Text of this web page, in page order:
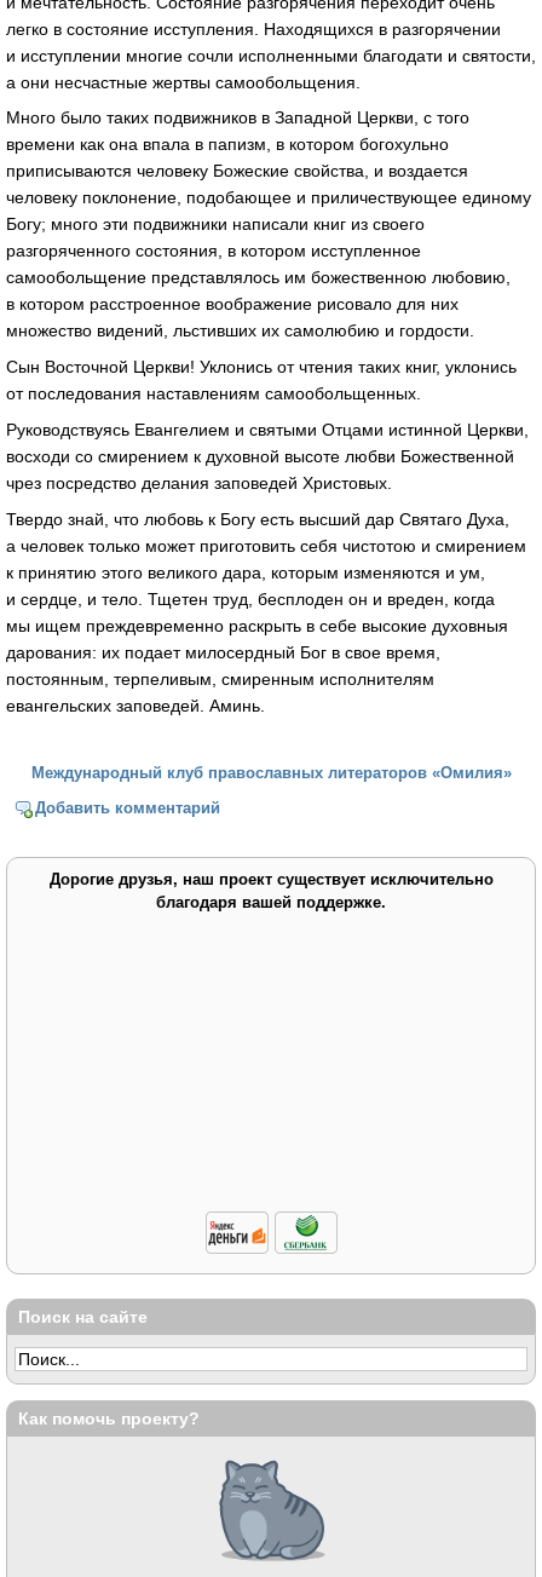
легко в состояние исступления. Находящихся в разгорячении
и исступлении многие сочли исполненными благодати и святости,
а они несчастные жертвы самообольщения.
Много было таких подвижников в Западной Церкви, с того
времени как она впала в папизм, в котором богохульно
приписываются человеку Божеские свойства, и воздается
человеку поклонение, подобающее и приличествующее единому
Богу; много эти подвижники написали книг из своего
разгоряченного состояния, в котором исступленное
самообольщение представлялось им божественною любовию,
в котором расстроенное воображение рисовало для них
множество видений, льстивших их самолюбию и гордости.
Сын Восточной Церкви! Уклонись от чтения таких книг, уклонись
от последования наставлениям самообольщенных.
Руководствуясь Евангелием и святыми Отцами истинной Церкви,
восходи со смирением к духовной высоте любви Божественной
чрез посредство делания заповедей Христовых.
Твердо знай, что любовь к Богу есть высший дар Святаго Духа,
а человек только может приготовить себя чистотою и смирением
к принятию этого великого дара, которым изменяются и ум,
и сердце, и тело. Тщетен труд, бесплоден он и вреден, когда
мы ищем преждевременно раскрыть в себе высокие духовныя
дарования: их подает милосердный Бог в свое время,
постоянным, терпеливым, смиренным исполнителям
евангельских заповедей. Аминь.
Международный клуб православных литераторов «Омилия»
Добавить комментарий
Дорогие друзья, наш проект существует исключительно
благодаря вашей поддержке.
Поиск на сайте
Как помочь проекту?